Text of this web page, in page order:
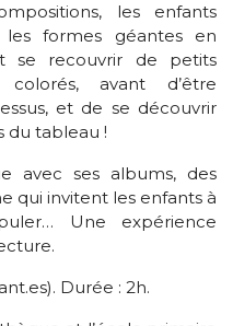
les enfants
formes géantes en
se recouvrir de petits
avant d’être
et de se découvrir
du tableau !
avec ses albums, des
qui invitent les enfants à
Une expérience
Durée : 2h.